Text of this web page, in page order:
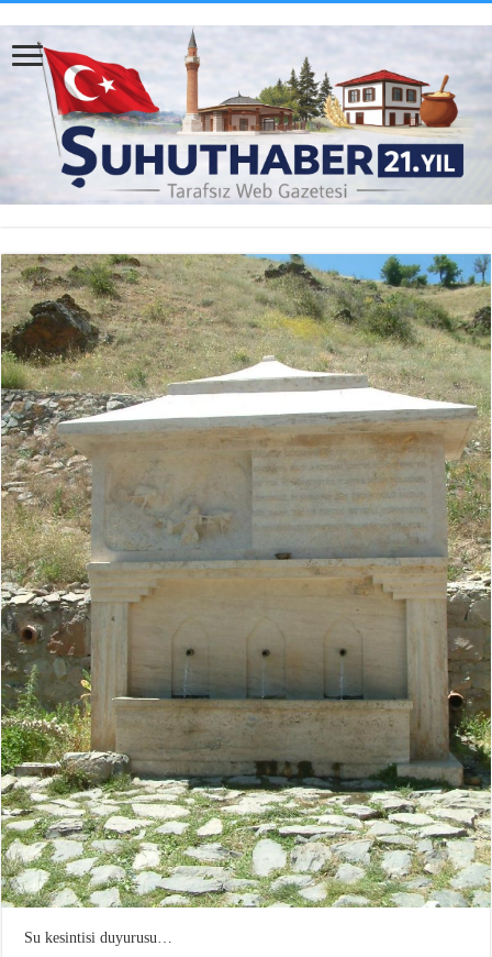
Su kesintisi duyurusu…